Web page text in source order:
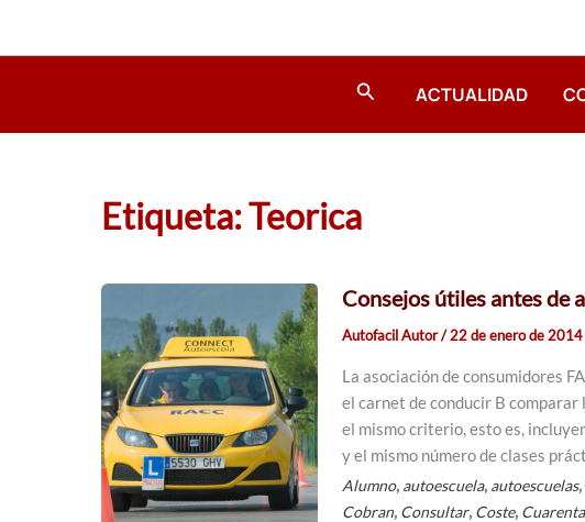
Buscar ACTUALIDAD
Etiqueta: Teorica
Consejos útiles antes de
Autofacil Autor/22 de enero de 2014
La asociación de consumidores
el carnet de conducir B
el mismo criterio, esto es,
y el mismo número de clases
Alumno, autoescuela, autoescuelas,
Cobran, Consultar, Coste, Cuarenta